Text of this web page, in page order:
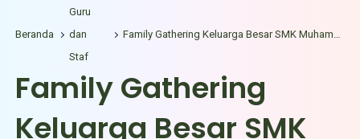
Beranda
Guru
dan
Staf
Family Gathering Keluarga Besar SMK Muhammadiyah 3 Samarinda Tahun 2026
Family Gathering
Keluarga Besar SMK